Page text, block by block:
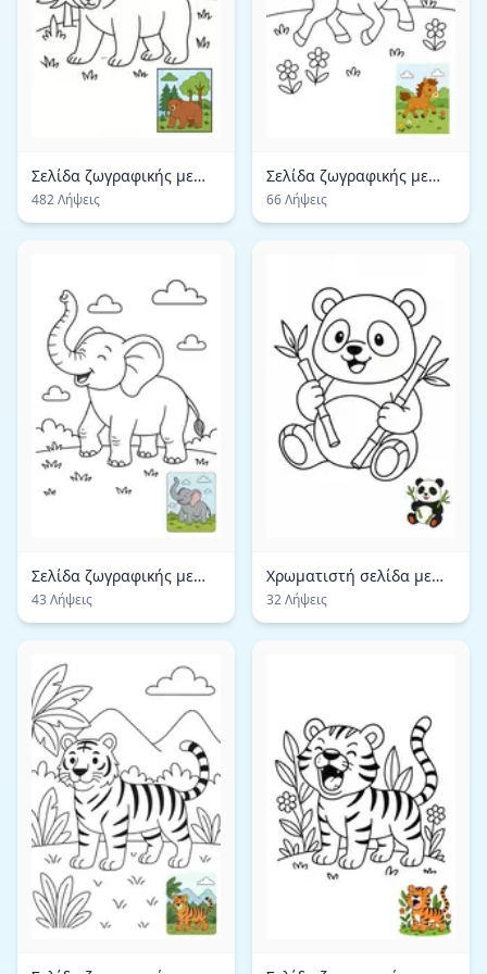
Σελίδα ζωγραφικής με
μεγαλοπρεπή καφέ
αρκούδα
482 Λήψεις
Σελίδα ζωγραφικής με
επιβλητικό άλογο
66 Λήψεις
Σελίδα ζωγραφικής με
μεγαλοπρεπή ελέφαντα
43 Λήψεις
Χρωματιστή σελίδα με
χαριτωμένη πάντα
32 Λήψεις